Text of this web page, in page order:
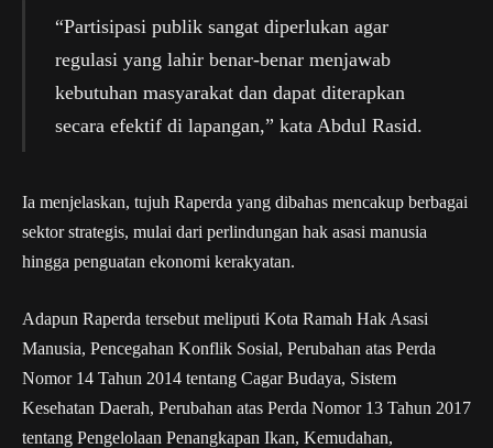
“Partisipasi publik sangat diperlukan agar
regulasi yang lahir benar-benar menjawab
kebutuhan masyarakat dan dapat diterapkan
secara efektif di lapangan,” kata Abdul Rasid.
Ia menjelaskan, tujuh Raperda yang dibahas mencakup berbagai
sektor strategis, mulai dari perlindungan hak asasi manusia
hingga penguatan ekonomi kerakyatan.
Adapun Raperda tersebut meliputi Kota Ramah Hak Asasi
Manusia, Pencegahan Konflik Sosial, Perubahan atas Perda
Nomor 14 Tahun 2014 tentang Cagar Budaya, Sistem
Kesehatan Daerah, Perubahan atas Perda Nomor 13 Tahun 2017
tentang Pengelolaan Penangkapan Ikan, Kemudahan,